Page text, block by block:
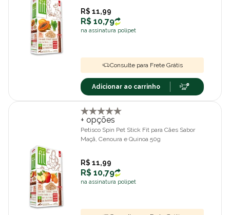
R$ 11,99
R$ 10,79
na assinatura polipet
Consulte para Frete Grátis
Adicionar ao carrinho
+ opções
Petisco Spin Pet Stick Fit para Cães Sabor
Maçã, Cenoura e Quinoa 50g
R$ 11,99
R$ 10,79
na assinatura polipet